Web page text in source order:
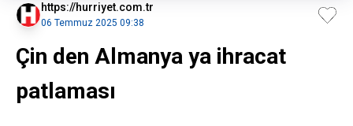
https://hurriyet.com.tr
06 Temmuz 2025 09:38
Çin den Almanya ya ihracat
patlaması